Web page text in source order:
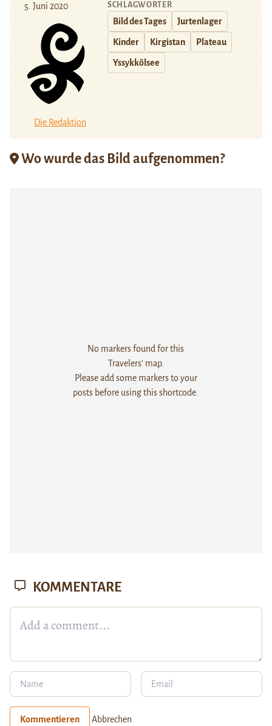
5. Juni 2020
Die Redaktion
SCHLAGWÖRTER
Bild des Tages Jurtenlager
Kinder Kirgistan Plateau
Yssykkölsee
Wo wurde das Bild aufgenommen?
No markers found for this
Travelers' map.
Please add some markers to your
posts before using this shortcode.
KOMMENTARE
Kommentieren Abbrechen